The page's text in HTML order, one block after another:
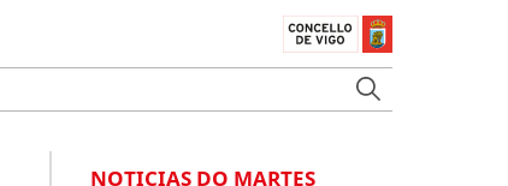
NOTICIAS DO MARTES